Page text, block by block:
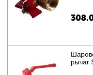
рычаг